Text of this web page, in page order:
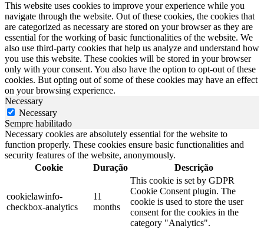
This website uses cookies to improve your experience while you
navigate through the website. Out of these cookies, the cookies that
are categorized as necessary are stored on your browser as they are
essential for the working of basic functionalities of the website. We
also use third-party cookies that help us analyze and understand how
you use this website. These cookies will be stored in your browser
only with your consent. You also have the option to opt-out of these
cookies. But opting out of some of these cookies may have an effect
on your browsing experience.
Necessary
Necessary
Sempre habilitado
Necessary cookies are absolutely essential for the website to
function properly. These cookies ensure basic functionalities and
security features of the website, anonymously.
Cookie
Duração Descrição
cookielawinfo-
checkbox-analytics
11
months
This cookie is set by GDPR
Cookie Consent plugin. The
cookie is used to store the user
consent for the cookies in the
category "Analytics".